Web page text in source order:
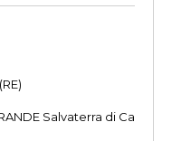
Salvaterra di Ca